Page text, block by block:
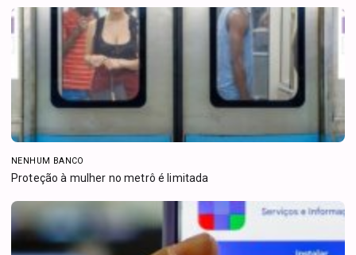
NENHUM BANCO
Proteção à mulher no metrô é limitada